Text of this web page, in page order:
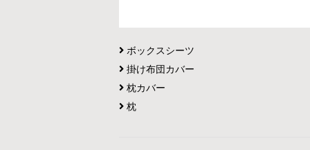
ボックスシーツ
掛け布団カバー
枕カバー
枕